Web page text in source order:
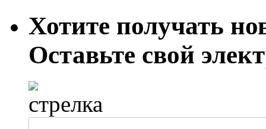
Хотите получать
Оставьте свой